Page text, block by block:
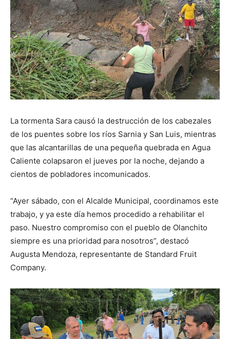
La tormenta Sara causó la destrucción de los cabezales
de los puentes sobre los ríos Sarnia y San Luis, mientras
que las alcantarillas de una pequeña quebrada en Agua
Caliente colapsaron el jueves por la noche, dejando a
cientos de pobladores incomunicados.
“Ayer sábado, con el Alcalde Municipal, coordinamos este
trabajo, y ya este día hemos procedido a rehabilitar el
paso. Nuestro compromiso con el pueblo de Olanchito
siempre es una prioridad para nosotros”, destacó
Augusta Mendoza, representante de Standard Fruit
Company.